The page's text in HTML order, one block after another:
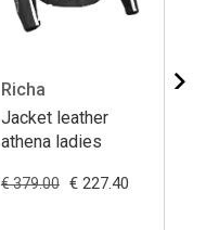
Richa
Jacket leather
athena ladies
€ 379.00 € 227.40